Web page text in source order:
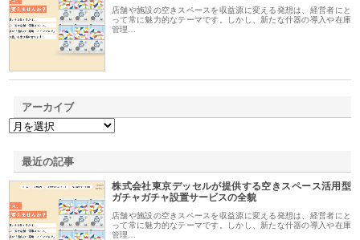
店舗や施設の空きスペースを収益源に変える発想は、経営者にと
って常に魅力的なテーマです。しかし、新たな什器の導入や在庫
管理…
アーカイブ
最近の記事
株式会社東京デッセルが提供する空きスペース活用型
ガチャガチャ設置サービスの全貌
店舗や施設の空きスペースを収益源に変える発想は、経営者にと
って常に魅力的なテーマです。しかし、新たな什器の導入や在庫
管理…